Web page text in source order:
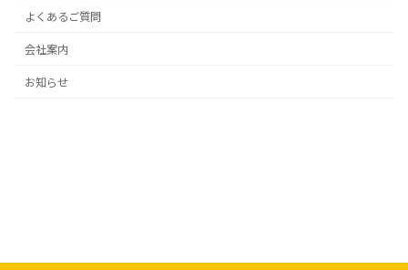
よくあるご質問
会社案内
お知らせ